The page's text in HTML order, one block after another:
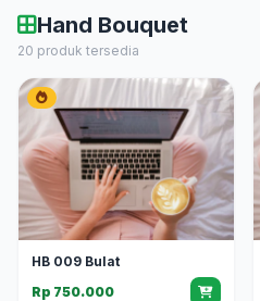
Hand Bouquet
20 produk tersedia
HB 009 Bulat
Rp 750.000